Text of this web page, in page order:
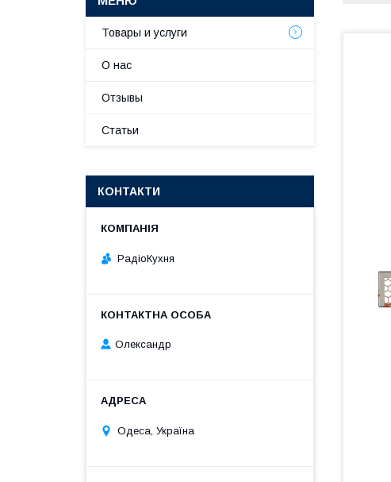
Товары и услуги
О нас
Отзывы
Статьи
КОНТАКТИ
РадіоКухня
Олександр
Одеса, Україна